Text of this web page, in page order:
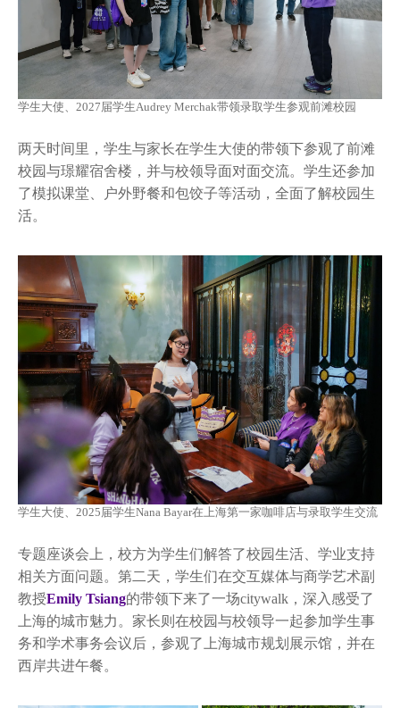
学生大使、2027届学生Audrey Merchak带领录取学生参观前滩校园
两天时间里，学生与家长在学生大使的带领下参观了前滩
校园与璟耀宿舍楼，并与校领导面对面交流。学生还参加
了模拟课堂、户外野餐和包饺子等活动，全面了解校园生
活。
学生大使、2025届学生Nana Bayar在上海第一家咖啡店与录取学生交流
专题座谈会上，校方为学生们解答了校园生活、学业支持
相关方面问题。第二天，学生们在交互媒体与商学艺术副
教授Emily Tsiang的带领下来了一场citywalk，深入感受了
上海的城市魅力。家长则在校园与校领导一起参加学生事
务和学术事务会议后，参观了上海城市规划展示馆，并在
西岸共进午餐。